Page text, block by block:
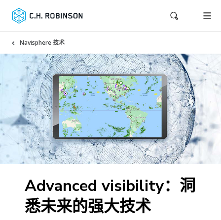
Navisphere 技术
Advanced visibility：洞
悉未来的强大技术